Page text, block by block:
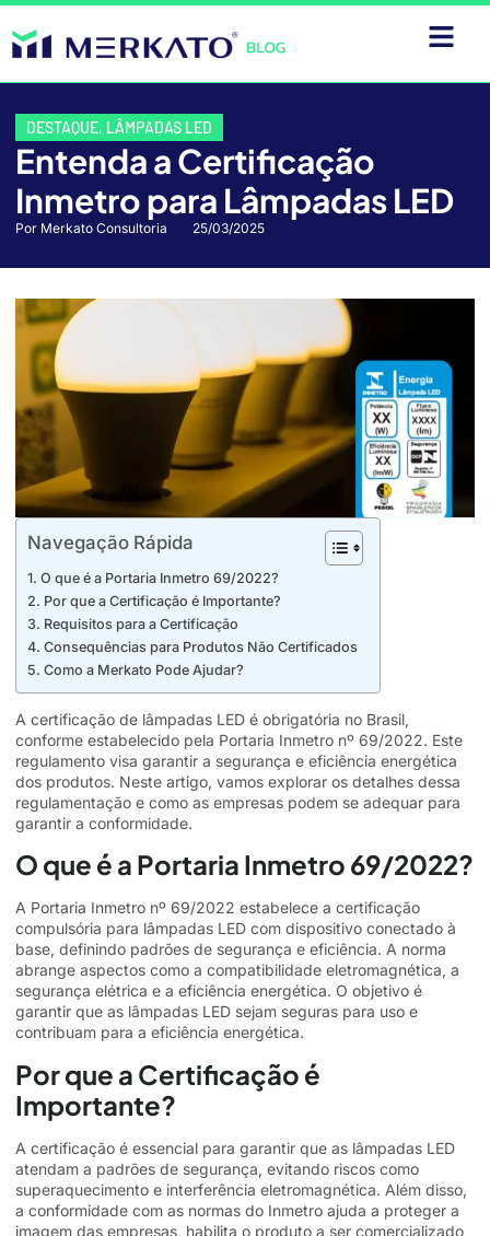
DESTAQUE, LÂMPADAS LED
Entenda a Certificação
Inmetro para Lâmpadas LED
Por Merkato Consultoria 25/03/2025
Navegação Rápida
O que é a Portaria Inmetro 69/2022?
Por que a Certificação é Importante?
Requisitos para a Certificação
Consequências para Produtos Não Certificados
Como a Merkato Pode Ajudar?
A certificação de lâmpadas LED é obrigatória no Brasil,
conforme estabelecido pela Portaria Inmetro nº 69/2022. Este
regulamento visa garantir a segurança e eficiência energética
dos produtos. Neste artigo, vamos explorar os detalhes dessa
regulamentação e como as empresas podem se adequar para
garantir a conformidade.
O que é a Portaria Inmetro 69/2022?
A Portaria Inmetro nº 69/2022 estabelece a certificação
compulsória para lâmpadas LED com dispositivo conectado à
base, definindo padrões de segurança e eficiência. A norma
abrange aspectos como a compatibilidade eletromagnética, a
segurança elétrica e a eficiência energética. O objetivo é
garantir que as lâmpadas LED sejam seguras para uso e
contribuam para a eficiência energética.
Por que a Certificação é
Importante?
A certificação é essencial para garantir que as lâmpadas LED
atendam a padrões de segurança, evitando riscos como
superaquecimento e interferência eletromagnética. Além disso,
a conformidade com as normas do Inmetro ajuda a proteger a
imagem das empresas, habilita o produto a ser comercializado